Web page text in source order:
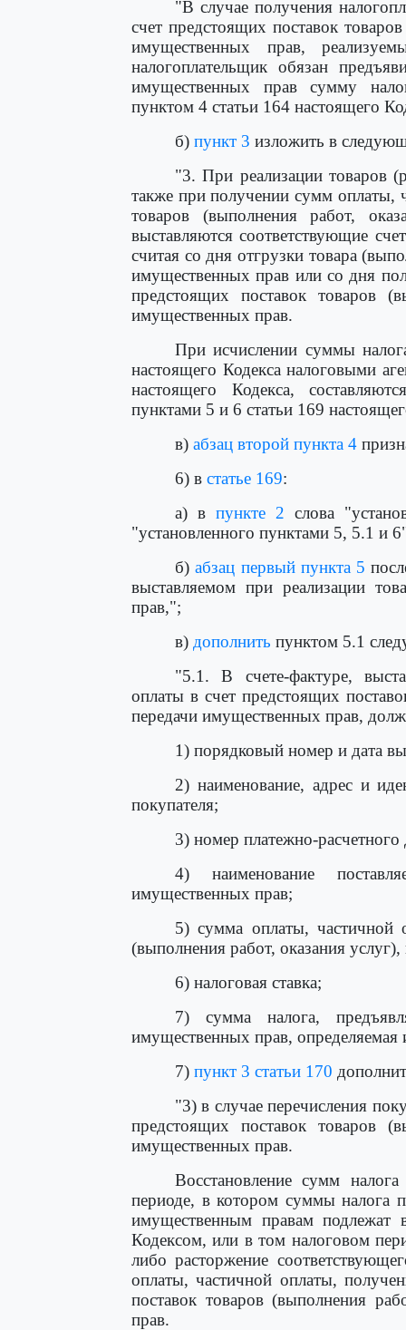
"В случае получения
счет предстоящих поставок
имущественных прав,
налогоплательщик обязан
имущественных прав сумму
пунктом 4 статьи 164 настоящего
б) пункт 3 изложить в
"3. При реализации товаров
также при получении сумм оплаты,
товаров (выполнения работ,
выставляются соответствующие
считая со дня отгрузки товара
имущественных прав или со дня
предстоящих поставок товаров
имущественных прав.
При исчислении суммы
настоящего Кодекса налоговыми
настоящего Кодекса,
пунктами 5 и 6 статьи 169
в) абзац второй пункта 4
6) в статье 169:
а) в пункте 2 слова
"установленного пунктами 5, 5.1 и
б)абзац первый пункта 5
выставляемом при реализации
прав,";
в) дополнить пунктом 5.1
"5.1. В счете-фактуре,
оплаты в счет предстоящих
передачи имущественных прав,
1) порядковый номер и дата
2) наименование, адрес и
покупателя;
3) номер платежно-расчетного
4) наименование
имущественных прав;
5) сумма оплаты, частичной
(выполнения работ, оказания
6) налоговая ставка;
7) сумма налога,
имущественных прав,
7) пункт 3 статьи 170
"3) в случае перечисления
предстоящих поставок товаров
имущественных прав.
Восстановление сумм
периоде, в котором суммы налога
имущественным правам подлежат
Кодексом, или в том налоговом
либо расторжение
оплаты, частичной оплаты,
поставок товаров (выполнения
прав.